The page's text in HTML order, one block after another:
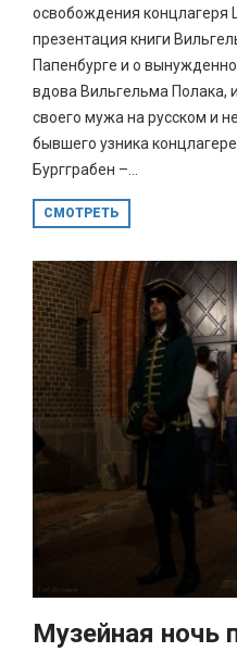
освобождения концлагеря
презентация книги
Папенбурге и о
вдова Вильгельма Полака,
своего мужа на русском и
бывшего узника
Бургграбен –...
СМОТРЕТЬ
Музейная ночь